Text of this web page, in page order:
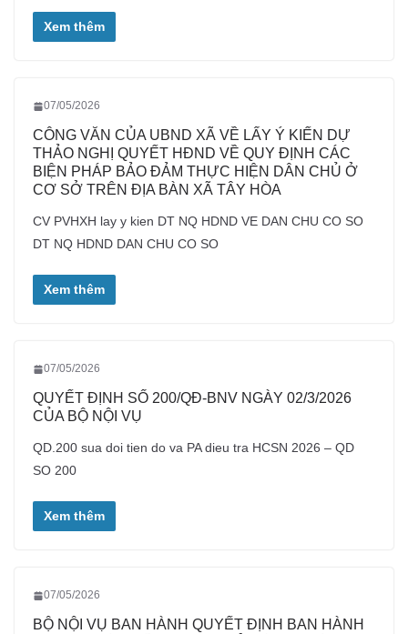
Xem thêm
07/05/2026
CÔNG VĂN CỦA UBND XÃ VỀ LẤY Ý KIẾN DỰ
THẢO NGHỊ QUYẾT HĐND VỀ QUY ĐỊNH CÁC
BIỆN PHÁP BẢO ĐẢM THỰC HIỆN DÂN CHỦ Ở
CƠ SỞ TRÊN ĐỊA BÀN XÃ TÂY HÒA
CV PVHXH lay y kien DT NQ HDND VE DAN CHU CO SO
DT NQ HDND DAN CHU CO SO
Xem thêm
07/05/2026
QUYẾT ĐỊNH SỐ 200/QĐ-BNV NGÀY 02/3/2026
CỦA BỘ NỘI VỤ
QD.200 sua doi tien do va PA dieu tra HCSN 2026 – QD
SO 200
Xem thêm
07/05/2026
BỘ NỘI VỤ BAN HÀNH QUYẾT ĐỊNH BAN HÀNH